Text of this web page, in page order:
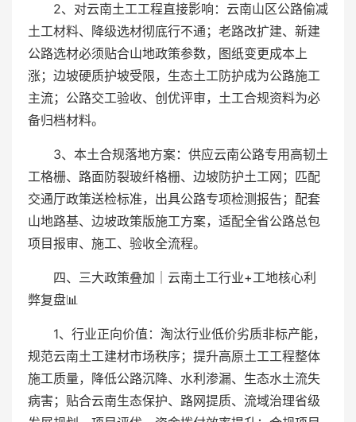
2、对云南土工工程直接影响：云南山区公路偷减
土工材料、降级选材彻底行不通；老路改扩建、新建
公路选材必须贴合山地政策参数，图纸变更成本上
涨；边坡硬质护坡受限，生态土工防护成为公路施工
主流；公路交工验收、创优评审，土工合规资料为必
备归档材料。
3、本土合规落地方案：供应云南公路专用高韧土
工格栅、路面防裂玻纤格栅、边坡防护土工网；匹配
交通厅政策送检标准，出具公路专项检测报告；配套
山地路基、边坡政策版施工方案，适配全省公路总包
项目报审、施工、验收全流程。
四、三大政策叠加｜云南土工行业+工地核心利
弊复盘📊
1、行业正向价值：淘汰行业低价劣质非标产能，
规范云南土工建材市场秩序；提升高原土工工程整体
施工质量，降低公路沉降、水利渗漏、生态水土流失
病害；贴合云南生态保护、路网提质、流域治理省级